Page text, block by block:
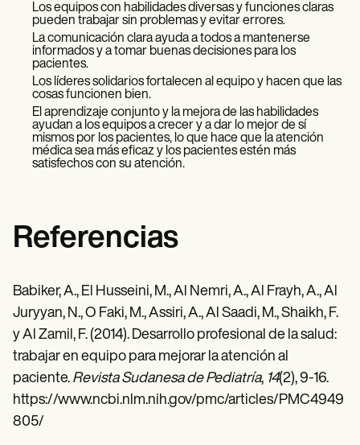
Los equipos con habilidades diversas y funciones claras
pueden trabajar sin problemas y evitar errores.
La comunicación clara ayuda a todos a mantenerse
informados y a tomar buenas decisiones para los
pacientes.
Los líderes solidarios fortalecen al equipo y hacen que las
cosas funcionen bien.
El aprendizaje conjunto y la mejora de las habilidades
ayudan a los equipos a crecer y a dar lo mejor de sí
mismos por los pacientes, lo que hace que la atención
médica sea más eficaz y los pacientes estén más
satisfechos con su atención.
Referencias
Babiker, A., El Husseini, M., Al Nemri, A., Al Frayh, A., Al
Juryyan, N., O Faki, M., Assiri, A., Al Saadi, M., Shaikh, F.
y Al Zamil, F. (2014). Desarrollo profesional de la salud:
trabajar en equipo para mejorar la atención al
paciente. Revista Sudanesa de Pediatría, 14(2), 9-16.
https://www.ncbi.nlm.nih.gov/pmc/articles/PMC4949
805/